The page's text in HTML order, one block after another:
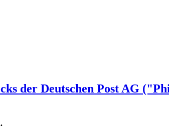
der Deutschen Post AG